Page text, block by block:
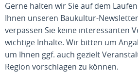
Gerne halten wir Sie auf dem
Ihnen unseren Baukultur-
verpassen Sie keine interessanten
wichtige Inhalte. Wir bitten um
um Ihnen ggf. auch gezielt
Region vorschlagen zu können.